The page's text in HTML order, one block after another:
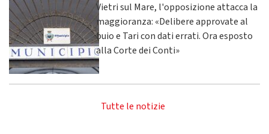
Vietri sul Mare, l'opposizione attacca la
maggioranza: «Delibere approvate al
buio e Tari con dati errati. Ora esposto
alla Corte dei Conti»
Tutte le notizie